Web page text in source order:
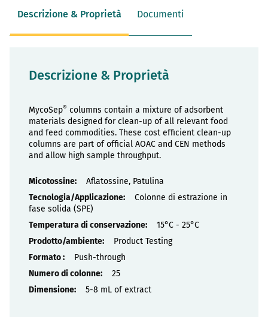
Descrizione & Proprietà Documenti
Descrizione & Proprietà
MycoSep® columns contain a mixture of adsorbent
materials designed for clean-up of all relevant food
and feed commodities. These cost efficient clean-up
columns are part of official AOAC and CEN methods
and allow high sample throughput.
Proprietà
Aflatossine, Patulina
Colonne di estrazione in
fase solida (SPE)
15°C - 25°C
Product Testing
Push-through
25
5-8 mL of extract